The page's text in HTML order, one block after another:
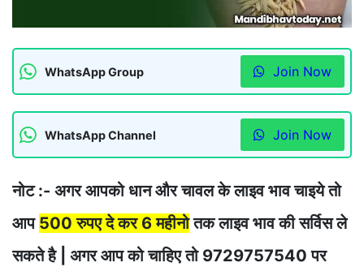
WhatsApp Group Join Now
WhatsApp Channel Join Now
नोट :- अगर आपको धान और चावल के लाइव भाव चाइये तो
आप 500 रुपए दे कर 6 महीनोतक लाइव भाव की सर्विस ले
सकते है | अगर आप को चाहिए तो 9729757540 पर